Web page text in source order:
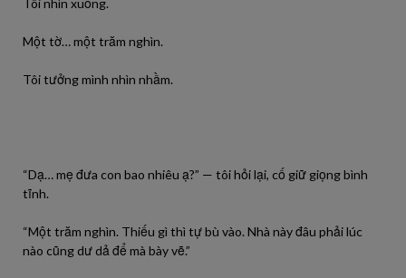
Tôi nhìn xuống.
Một tờ… một trăm nghìn.
Tôi tưởng mình nhìn nhầm.
“Dạ… mẹ đưa con bao nhiêu ạ?” — tôi hỏi lại, cố giữ giọng bình
tĩnh.
“Một trăm nghìn. Thiếu gì thì tự bù vào. Nhà này đâu phải lúc
nào cũng dư dả để mà bày vẽ.”